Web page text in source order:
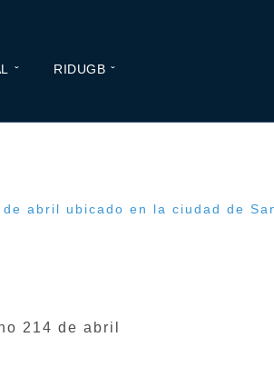
RIDUGB
abril ubicado en la ciudad de
214 de abril